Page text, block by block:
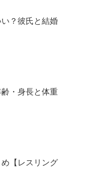
？彼氏と結婚
・身長と体重
【レスリング